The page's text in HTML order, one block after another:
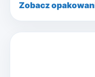
Zobacz